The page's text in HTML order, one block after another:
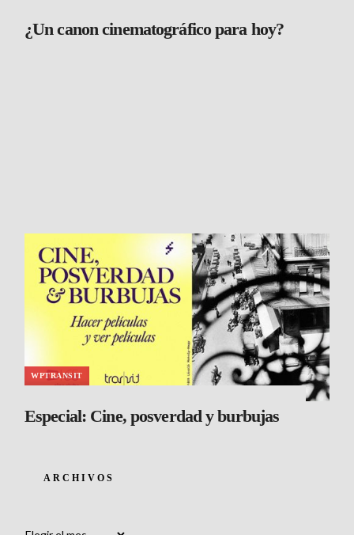
¿Un canon cinematográfico para hoy?
WPTRANSIT
Especial: Cine, posverdad y burbujas
ARCHIVOS